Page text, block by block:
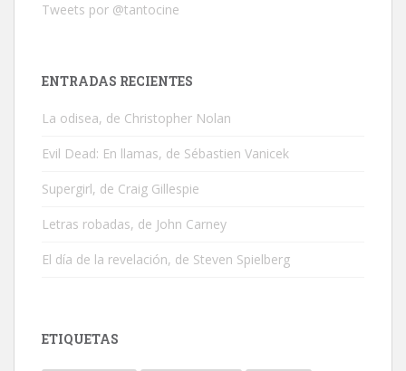
Tweets por @tantocine
ENTRADAS RECIENTES
La odisea, de Christopher Nolan
Evil Dead: En llamas, de Sébastien Vanicek
Supergirl, de Craig Gillespie
Letras robadas, de John Carney
El día de la revelación, de Steven Spielberg
ETIQUETAS